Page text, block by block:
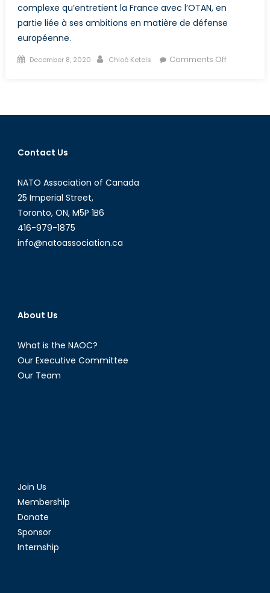
complexe qu’entretient la France avec l’OTAN, en
partie liée à ses ambitions en matière de défense
européenne.
Posted
December 8, 2020 Author
Chloé Ketels Comments Offon
l’OTAN,
Contact Us
NATO Association of Canada
25 Imperial Street,
Toronto, ON, M5P 1B6
416-979-1875
info@natoassociation.ca
About Us
What is the NAOC?
Our Executive Committee
Our Team
Join Us
Membership
Donate
Sponsor
Internship